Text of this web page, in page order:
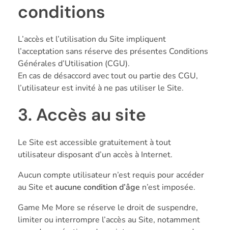
conditions
L’accès et l’utilisation du Site impliquent
l’acceptation sans réserve des présentes Conditions
Générales d’Utilisation (CGU).
En cas de désaccord avec tout ou partie des CGU,
l’utilisateur est invité à ne pas utiliser le Site.
3. Accès au site
Le Site est accessible gratuitement à tout
utilisateur disposant d’un accès à Internet.
Aucun compte utilisateur n’est requis pour accéder
au Site etaucune condition d’âge n’est imposée.
Game Me More se réserve le droit de suspendre,
limiter ou interrompre l’accès au Site, notamment